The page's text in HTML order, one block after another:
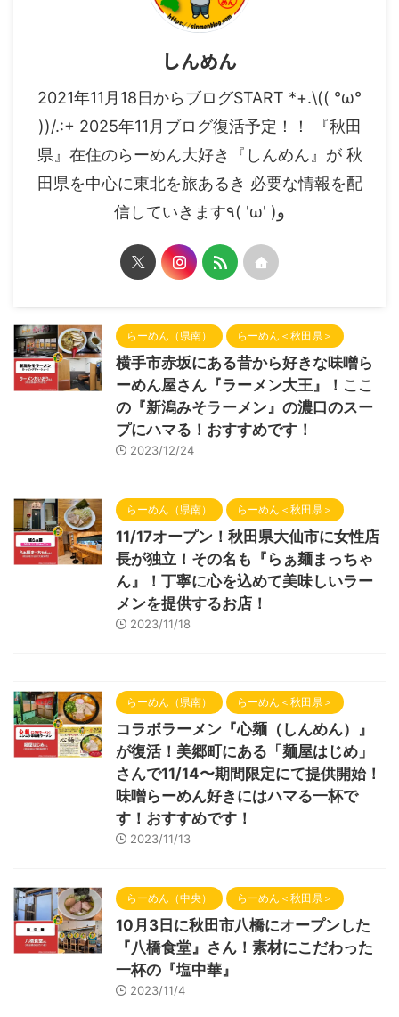
しんめん
2021年11月18日からブログSTART *+.\(( °ω°
))/.:+ 2025年11月ブログ復活予定！！ 『秋田
県』在住のらーめん大好き『しんめん』が 秋
田県を中心に東北を旅あるき 必要な情報を配
信していきます٩( 'ω' )و
らーめん（県南） らーめん＜秋田県＞
横手市赤坂にある昔から好きな味噌ら
ーめん屋さん『ラーメン大王』！ここ
の『新潟みそラーメン』の濃口のスー
プにハマる！おすすめです！
2023/12/24
らーめん（県南） らーめん＜秋田県＞
11/17オープン！秋田県大仙市に女性店
長が独立！その名も『らぁ麺まっちゃ
ん』！丁寧に心を込めて美味しいラー
メンを提供するお店！
2023/11/18
らーめん（県南） らーめん＜秋田県＞
コラボラーメン『心麺（しんめん）』
が復活！美郷町にある「麺屋はじめ」
さんで11/14〜期間限定にて提供開始！
味噌らーめん好きにはハマる一杯で
す！おすすめです！
2023/11/13
らーめん（中央） らーめん＜秋田県＞
10月3日に秋田市八橋にオープンした
『八橋食堂』さん！素材にこだわった
一杯の『塩中華』
2023/11/4